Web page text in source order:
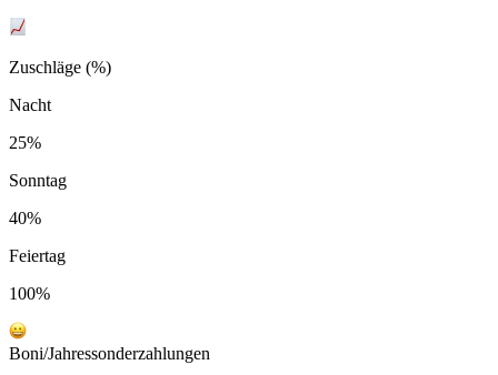
Zuschläge (%)
Nacht
25%
Sonntag
40%
Feiertag
100%
Boni/Jahressonderzahlungen